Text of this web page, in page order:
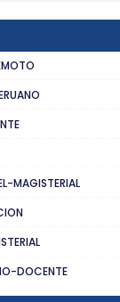
MAGISTERIAL
DOCENTE